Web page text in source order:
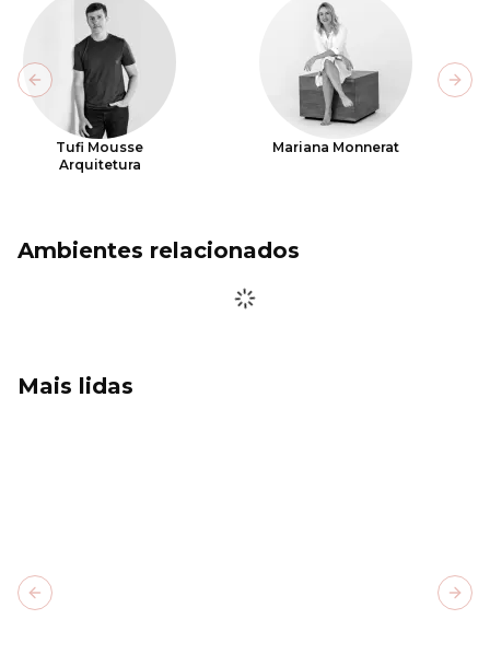
Tufi Mousse
Arquitetura
Mariana Monnerat
Previous slide
Ambientes relacionados
Mais lidas
Previous slide